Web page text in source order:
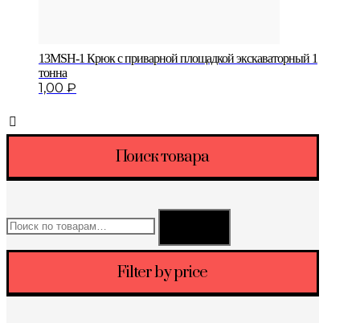
13MSH-1 Крюк с приварной площадкой экскаваторный 1
тонна
1,00 ₽
Поиск товара
Искать:
Filter by price